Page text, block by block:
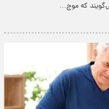
که موج…